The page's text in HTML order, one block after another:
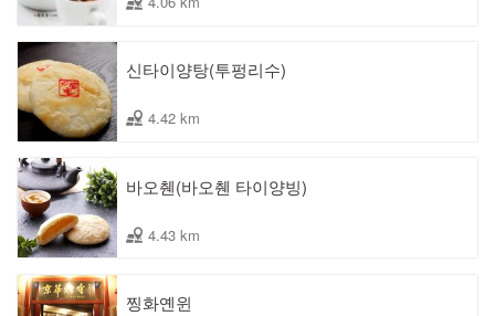
신타이양탕(투펑리수)
4.42 km
바오췐(바오췐 타이양빙)
4.43 km
찡화옌윈